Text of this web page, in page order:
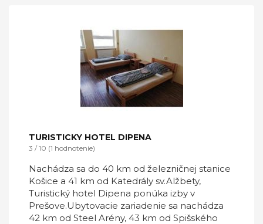
TURISTICKY HOTEL DIPENA
3 / 10 (1 hodnotenie)
Nachádza sa do 40 km od železničnej stanice
Košice a 41 km od Katedrály sv.Alžbety,
Turistický hotel Dipena ponúka izby v
Prešove.Ubytovacie zariadenie sa nachádza
42 km od Steel Arény, 43 km od Spišského